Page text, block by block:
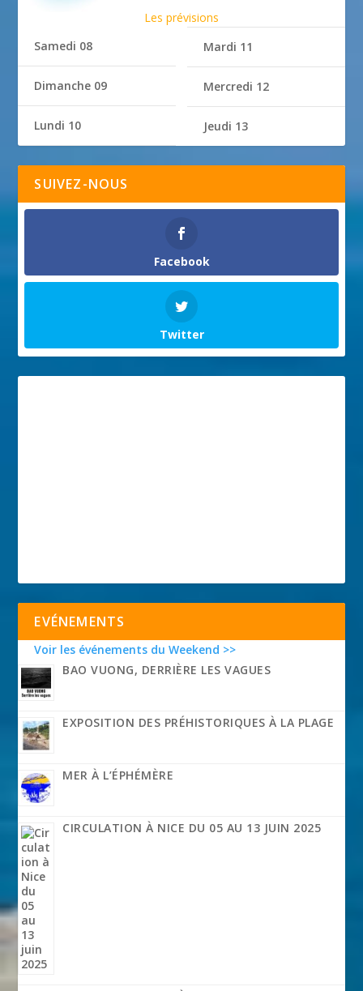
Les prévisions
Samedi 08
Dimanche 09
Lundi 10
Mardi 11
Mercredi 12
Jeudi 13
SUIVEZ-NOUS
Facebook
Twitter
EVÉNEMENTS
Voir les événements du Weekend >>
BAO VUONG, DERRIÈRE LES VAGUES
EXPOSITION DES PRÉHISTORIQUES À LA PLAGE
MER À L’ÉPHÉMÈRE
CIRCULATION À NICE DU 05 AU 13 JUIN 2025